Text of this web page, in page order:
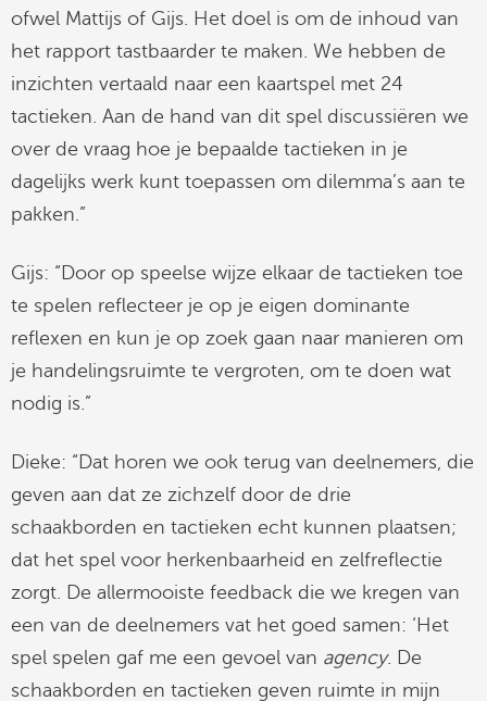
ofwel Mattijs of Gijs. Het doel is om de inhoud van
het rapport tastbaarder te maken. We hebben de
inzichten vertaald naar een kaartspel met 24
tactieken. Aan de hand van dit spel discussiëren we
over de vraag hoe je bepaalde tactieken in je
dagelijks werk kunt toepassen om dilemma’s aan te
pakken.”
Gijs: “Door op speelse wijze elkaar de tactieken toe
te spelen reflecteer je op je eigen dominante
reflexen en kun je op zoek gaan naar manieren om
je handelingsruimte te vergroten, om te doen wat
nodig is.”
Dieke: “Dat horen we ook terug van deelnemers, die
geven aan dat ze zichzelf door de drie
schaakborden en tactieken echt kunnen plaatsen;
dat het spel voor herkenbaarheid en zelfreflectie
zorgt. De allermooiste feedback die we kregen van
een van de deelnemers vat het goed samen: ‘Het
spel spelen gaf me een gevoel van agency. De
schaakborden en tactieken geven ruimte in mijn